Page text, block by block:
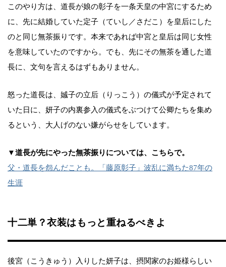
このやり方は、道長が娘の彰子を一条天皇の中宮にするため
に、先に結婚していた定子（ていし／さだこ）を皇后にした
のと同じ無茶振りです。本来であれば中宮と皇后は同じ女性
を意味していたのですから。でも、先にその無茶を通した道
長に、文句を言えるはずもありません。
怒った道長は、娍子の立后（りっこう）の儀式が予定されて
いた日に、妍子の内裏参入の儀式をぶつけて公卿たちを集め
るという、大人げのない嫌がらせをしています。
▼道長が先にやった無茶振りについては、こちらで。
父・道長を怨んだことも。「藤原彰子」波乱に満ちた87年の
生涯
十二単？衣装はもっと重ねるべきよ
後宮（こうきゅう）入りした妍子は、摂関家のお姫様らしい